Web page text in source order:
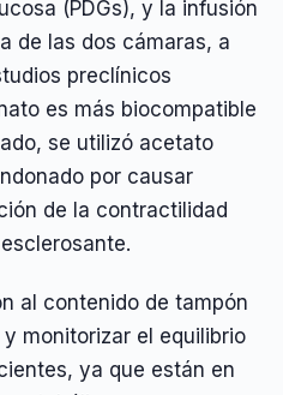
(PDGs), y la infusión
de las dos cámaras, a
preclínicos
es más biocompatible
se utilizó acetato
por causar
de la contractilidad
al contenido de tampón
monitorizar el equilibrio
ya que están en